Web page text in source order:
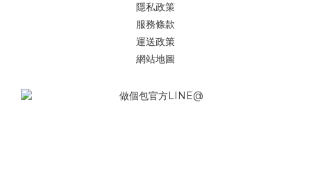
隱私政策
服務條款
運送政策
網站地圖